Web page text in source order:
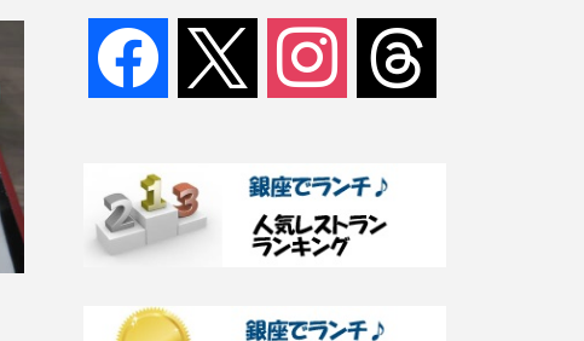
facebook instagram threads